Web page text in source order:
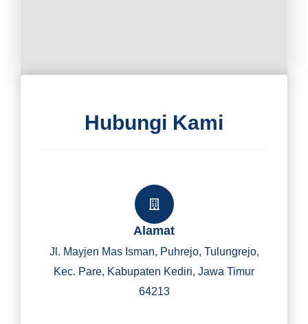
Hubungi Kami
Alamat
Jl. Mayjen Mas Isman, Puhrejo, Tulungrejo,
Kec. Pare, Kabupaten Kediri, Jawa Timur
64213